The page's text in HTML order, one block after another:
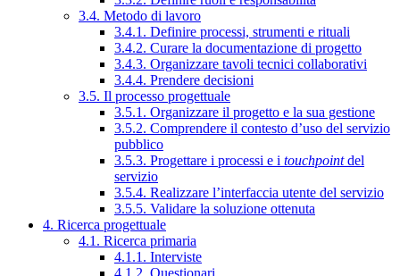
3.4. Metodo di lavoro
3.4.1. Definire processi, strumenti e rituali
3.4.2. Curare la documentazione di progetto
3.4.3. Organizzare tavoli tecnici collaborativi
3.4.4. Prendere decisioni
3.5. Il processo progettuale
3.5.1. Organizzare il progetto e la sua gestione
3.5.2. Comprendere il contesto d’uso del servizio
pubblico
3.5.3. Progettare i processi e i touchpointdel
servizio
3.5.4. Realizzare l’interfaccia utente del servizio
3.5.5. Validare la soluzione ottenuta
4. Ricerca progettuale
4.1. Ricerca primaria
4.1.1. Interviste
4.1.2. Questionari